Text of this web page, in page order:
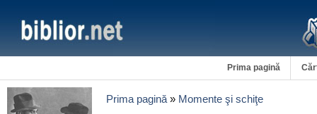
Prima pagină
Prima pagină » Momente şi schiţe